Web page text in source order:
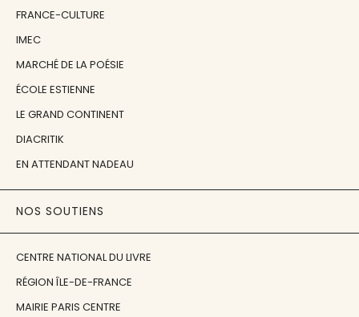
FRANCE-CULTURE
IMEC
MARCHÉ DE LA POÉSIE
ÉCOLE ESTIENNE
LE GRAND CONTINENT
DIACRITIK
EN ATTENDANT NADEAU
NOS SOUTIENS
CENTRE NATIONAL DU LIVRE
RÉGION ÎLE-DE-FRANCE
MAIRIE PARIS CENTRE